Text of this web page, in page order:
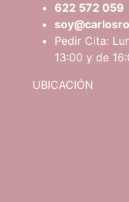
622 572 059
Pedir Cita:
13:00 y de
UBICACIÓN